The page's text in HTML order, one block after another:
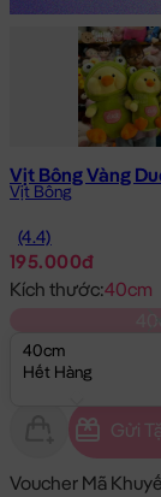
Vịt Bông Vàng
Vịt Bông
(4.4)
195.000đ
Kích thước:40cm
40cm
Hết Hàng
Gửi
Voucher Mã